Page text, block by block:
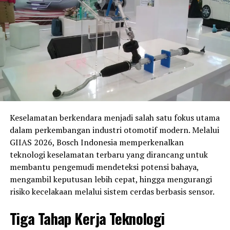
Pada kelasUB150, Indonesia diperkuat sejumlah nama
berpengalaman sepertiRendi Odding, Gupita Kresna
Wardhana, Fadli Rigani, hinggaAqshal Ilham
Safatulah. Sementara di kelasTVS Asia, terdapat
dan Fadhil Algasaniyang siap bersaing
memperebutkan podium.
Persaingan di kelasAsia Production 250 (AP250)juga
dipastikan berlangsung sengit. Indonesia menurunkan
11 pembalap
, termasuk Fahmi Basam, Galang Hendra
Pratama, Candra Hermawan
Irfan Ardiansyah
yang tampil melalui jalur wildcard usai tampil impresif
di Mandalika Racing Series 2026. Wakil tuan rumah NTB,
Aldiaz Aqsal Ismaya
, juga siap memanfaatkan
dukungan publik lokal.
berada di pundak Muhammad Faerozi,Wahyu
Keselamatan berkendara menjadi salah satu fokus utama
dalam perkembangan industri otomotif modern. Melalui
GIIAS 2026, Bosch Indonesia memperkenalkan
teknologi keselamatan terbaru yang dirancang untuk
membantu pengemudi mendeteksi potensi bahaya,
mengambil keputusan lebih cepat, hingga mengurangi
risiko kecelakaan melalui sistem cerdas berbasis sensor.
Tiga Tahap Kerja Teknologi